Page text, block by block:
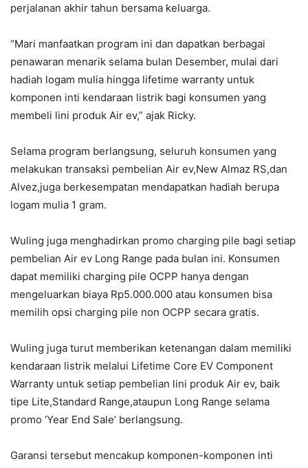
perjalanan akhir tahun bersama keluarga.
“Mari manfaatkan program ini dan dapatkan berbagai
penawaran menarik selama bulan Desember, mulai dari
hadiah logam mulia hingga lifetime warranty untuk
komponen inti kendaraan listrik bagi konsumen yang
membeli lini produk Air ev,” ajak Ricky.
Selama program berlangsung, seluruh konsumen yang
melakukan transaksi pembelian Air ev,New Almaz RS,dan
Alvez,juga berkesempatan mendapatkan hadiah berupa
logam mulia 1 gram.
Wuling juga menghadirkan promo charging pile bagi setiap
pembelian Air ev Long Range pada bulan ini. Konsumen
dapat memiliki charging pile OCPP hanya dengan
mengeluarkan biaya Rp5.000.000 atau konsumen bisa
memilih opsi charging pile non OCPP secara gratis.
Wuling juga turut memberikan ketenangan dalam memiliki
kendaraan listrik melalui Lifetime Core EV Component
Warranty untuk setiap pembelian lini produk Air ev, baik
tipe Lite,Standard Range,ataupun Long Range selama
promo ‘Year End Sale’ berlangsung.
Garansi tersebut mencakup komponen-komponen inti